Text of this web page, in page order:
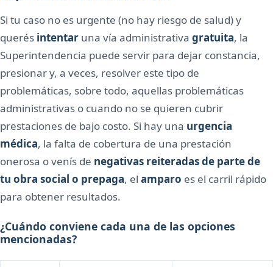
Si tu caso no es urgente (no hay riesgo de salud) y
querés intentar una vía administrativa gratuita, la
Superintendencia puede servir para dejar constancia,
presionar y, a veces, resolver este tipo de
problemáticas, sobre todo, aquellas problemáticas
administrativas o cuando no se quieren cubrir
prestaciones de bajo costo. Si hay una urgencia
médica, la falta de cobertura de una prestación
onerosa o venís de negativas reiteradas de parte de
tu obra social o prepaga, el amparo es el carril rápido
para obtener resultados.
¿Cuándo conviene cada una de las opciones
mencionadas?